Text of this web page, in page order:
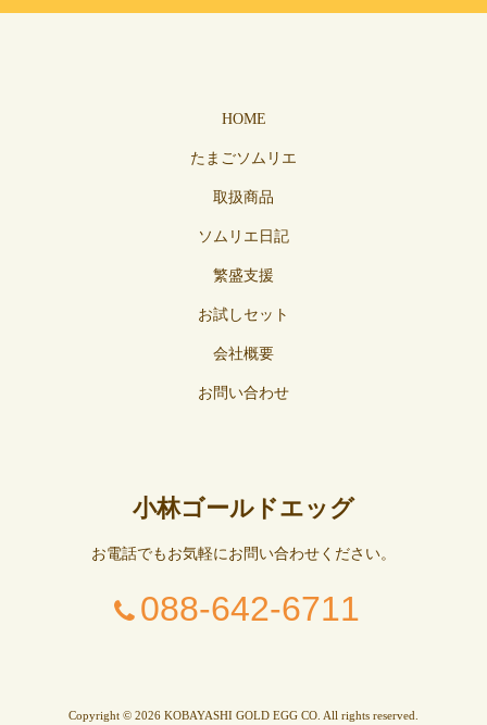
HOME
たまごソムリエ
取扱商品
ソムリエ日記
繁盛支援
お試しセット
会社概要
お問い合わせ
小林ゴールドエッグ
お電話でもお気軽にお問い合わせください。
088-642-6711
Copyright © 2026 KOBAYASHI GOLD EGG CO. All rights reserved.